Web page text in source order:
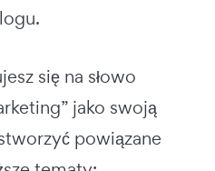
się na słowo
jako swoją
powiązane